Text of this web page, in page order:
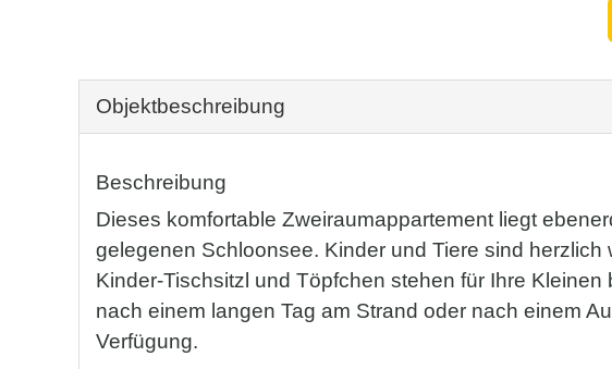
Objekt­beschreibung
Beschreibung
Dieses komfortable Zweiraumappartement liegt
gelegenen Schloonsee. Kinder und Tiere sind
Kinder-Tischsitzl und Töpfchen stehen für Ihre
nach einem langen Tag am Strand oder nach einem
Verfügung.